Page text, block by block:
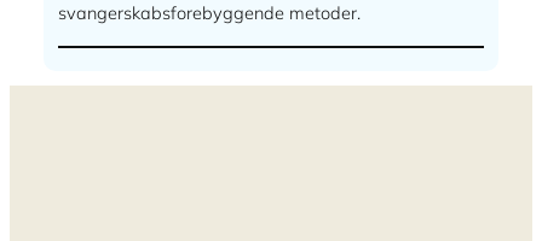
svangerskabsforebyggende metoder.